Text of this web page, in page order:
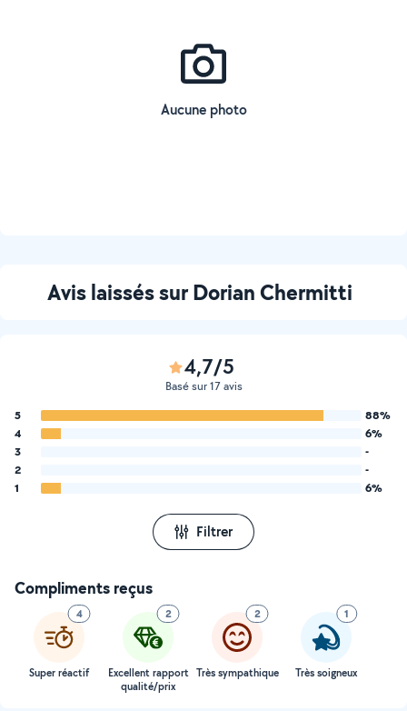
Aucune photo
Avis laissés sur Dorian Chermitti
4,7/5
Basé sur 17 avis
5
88%
4
6%
3
-
2
-
1
6%
Filtrer
Compliments reçus
4
Super réactif
2
Excellent rapport
qualité/prix
2
Très sympathique
1
Très soigneux